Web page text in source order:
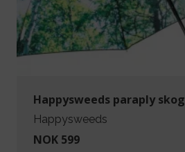
Happysweeds paraply skog
Happysweeds
NOK 599